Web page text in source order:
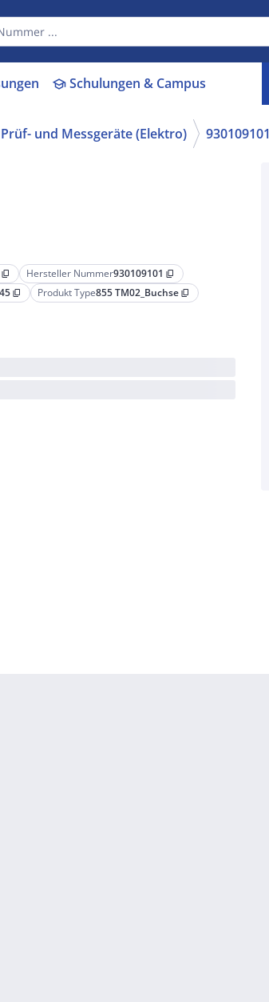
schoolSchulungen & Campus
und Messgeräte (Elektro) 930109101
content_copy Hersteller Nummer930109101 content_copy
content_copy Produkt Type855 TM02_Buchse content_copy